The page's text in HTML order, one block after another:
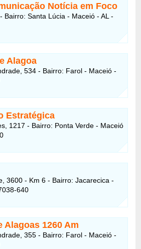
Notícia em Foco
Bairro: Santa Lúcia - Maceió - AL -
Alagoa
534 - Bairro: Farol - Maceió -
Estratégica
1217 - Bairro: Ponta Verde - Maceió
3600 - Km 6 - Bairro: Jacarecica -
640
Alagoas 1260 Am
355 - Bairro: Farol - Maceió -